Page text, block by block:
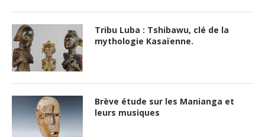
Tribu Luba : Tshibawu, clé de la
mythologie Kasaïenne.
Brève étude sur les Manianga et
leurs musiques